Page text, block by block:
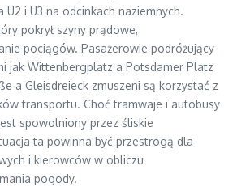
i U3 na odcinkach naziemnych.
pokrył szyny prądowe,
pociągów. Pasażerowie podróżujący
jak Wittenbergplatz a Potsdamer Platz
a Gleisdreieck zmuszeni są korzystać z
transportu. Choć tramwaje i autobusy
spowolniony przez śliskie
ta powinna być przestrogą dla
i kierowców w obliczu
pogody.